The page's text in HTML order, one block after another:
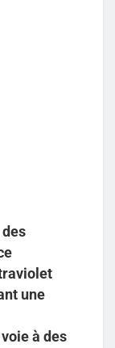
une
à des